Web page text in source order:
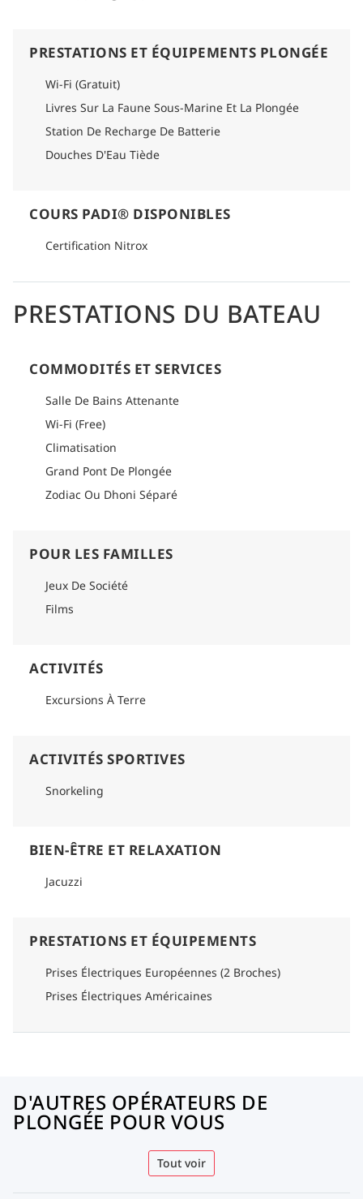
PRESTATIONS ET ÉQUIPEMENTS PLONGÉE
Wi-Fi (Gratuit)
Livres Sur La Faune Sous-Marine Et La Plongée
Station De Recharge De Batterie
Douches D'Eau Tiède
COURS PADI® DISPONIBLES
Certification Nitrox
PRESTATIONS DU BATEAU
COMMODITÉS ET SERVICES
Salle De Bains Attenante
Wi-Fi (Free)
Climatisation
Grand Pont De Plongée
Zodiac Ou Dhoni Séparé
POUR LES FAMILLES
Jeux De Société
Films
ACTIVITÉS
Excursions À Terre
ACTIVITÉS SPORTIVES
Snorkeling
BIEN-ÊTRE ET RELAXATION
Jacuzzi
PRESTATIONS ET ÉQUIPEMENTS
Prises Électriques Européennes (2 Broches)
Prises Électriques Américaines
D'AUTRES OPÉRATEURS DE
PLONGÉE POUR VOUS
Tout voir